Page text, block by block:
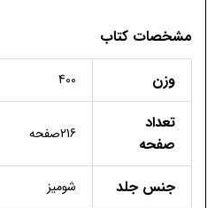
مشخصات کتاب
وزن
400
تعداد
صفحه
216صفحه
جنس جلد شومیز